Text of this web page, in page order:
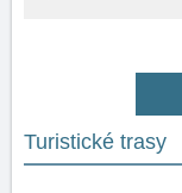
Turistické trasy